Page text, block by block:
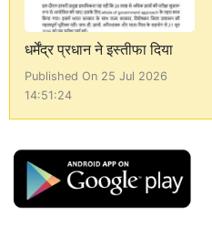
धर्मेंद्र प्रधान ने इस्तीफा दिया
Published On 25 Jul 2026
14:51:24